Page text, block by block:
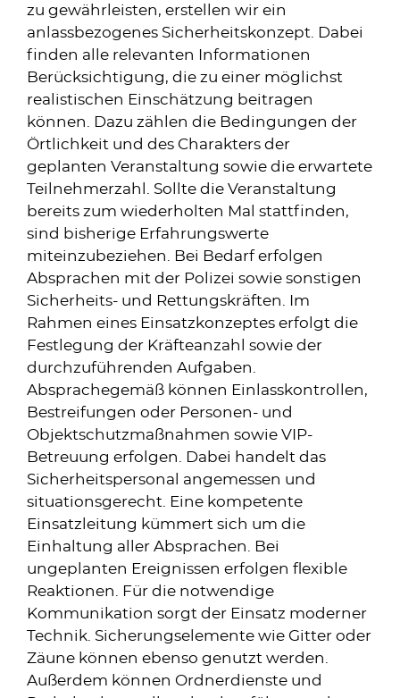
zu gewährleisten, erstellen wir ein
anlassbezogenes Sicherheitskonzept. Dabei
finden alle relevanten Informationen
Berücksichtigung, die zu einer möglichst
realistischen Einschätzung beitragen
können. Dazu zählen die Bedingungen der
Örtlichkeit und des Charakters der
geplanten Veranstaltung sowie die erwartete
Teilnehmerzahl. Sollte die Veranstaltung
bereits zum wiederholten Mal stattfinden,
sind bisherige Erfahrungswerte
miteinzubeziehen. Bei Bedarf erfolgen
Absprachen mit der Polizei sowie sonstigen
Sicherheits- und Rettungskräften. Im
Rahmen eines Einsatzkonzeptes erfolgt die
Festlegung der Kräfteanzahl sowie der
durchzuführenden Aufgaben.
Absprachegemäß können Einlasskontrollen,
Bestreifungen oder Personen- und
Objektschutzmaßnahmen sowie VIP-
Betreuung erfolgen. Dabei handelt das
Sicherheitspersonal angemessen und
situationsgerecht. Eine kompetente
Einsatzleitung kümmert sich um die
Einhaltung aller Absprachen. Bei
ungeplanten Ereignissen erfolgen flexible
Reaktionen. Für die notwendige
Kommunikation sorgt der Einsatz moderner
Technik. Sicherungselemente wie Gitter oder
Zäune können ebenso genutzt werden.
Außerdem können Ordnerdienste und